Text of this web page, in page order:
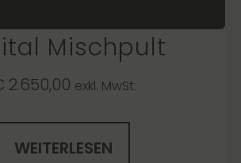
Mischpult
2.650,00 exkl. MwSt.
WEITERLESEN